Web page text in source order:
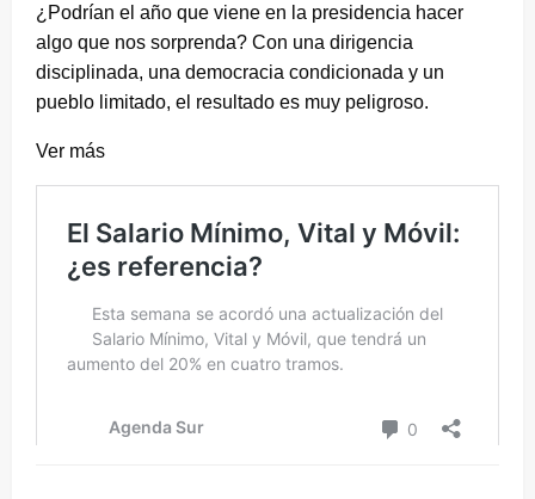
¿Podrían el año que viene en la presidencia hacer
algo que nos sorprenda? Con una dirigencia
disciplinada, una democracia condicionada y un
pueblo limitado, el resultado es muy peligroso.
Ver más